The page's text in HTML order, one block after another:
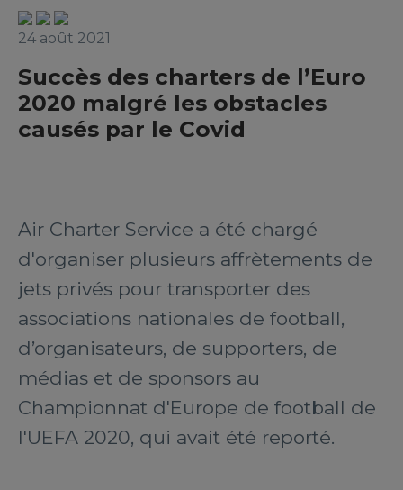
24 août 2021
Succès des charters de l’Euro
2020 malgré les obstacles
causés par le Covid
Air Charter Service a été chargé
d'organiser plusieurs affrètements de
jets privés pour transporter des
associations nationales de football,
d’organisateurs, de supporters, de
médias et de sponsors au
Championnat d'Europe de football de
l'UEFA 2020, qui avait été reporté.